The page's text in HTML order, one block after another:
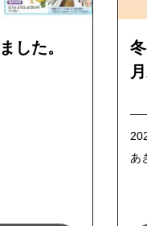
した。
あ